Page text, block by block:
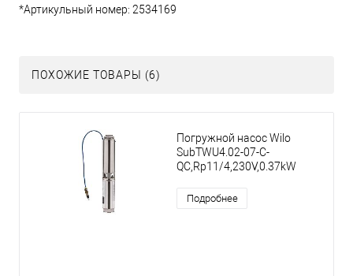
*Артикульный номер: 2534169
ПОХОЖИЕ ТОВАРЫ (6)
Погружной насос Wilo
SubTWU4.02-07-C-
QC,Rp11/4,230V,0.37kW
Подробнее